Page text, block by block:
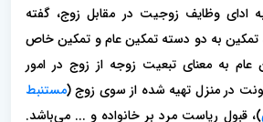
ادای وظایف زوجیت در مقابل زوج، گفته
به دو دسته تمکین عام و تمکین خاص
به معنای تبعیت زوجه از زوج در امور
در منزل تهیه شده از سوی زوج (مستنبط
)، قبول ریاست مرد بر خانواده و ... می‌باشد.